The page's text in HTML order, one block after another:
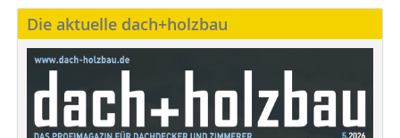
Die aktuelle dach+holzbau